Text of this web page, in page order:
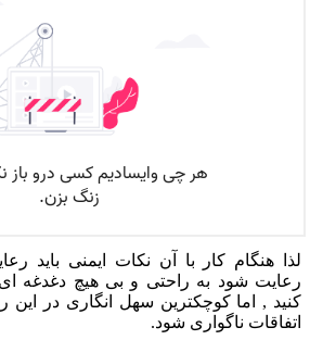
لذا هنگام کار با آن نکات ایمنی باید
رعایت شود به راحتی و بی هیچ دغدغه ای
کنید , اما کوچکترین سهل انگاری در
اتفاقات ناگواری شود.